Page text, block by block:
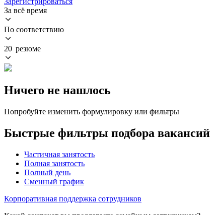
За всё время
По соответствию
20 резюме
Ничего не нашлось
Попробуйте изменить формулировку или фильтры
Быстрые фильтры подбора вакансий
Частичная занятость
Полная занятость
Полный день
Сменный график
Корпоративная поддержка сотрудников